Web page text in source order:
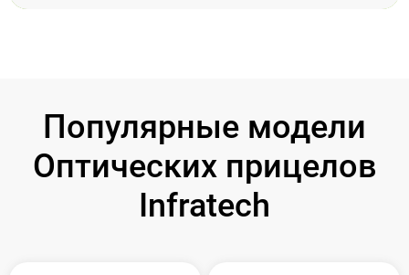
Популярные модели
Оптических прицелов
Infratech